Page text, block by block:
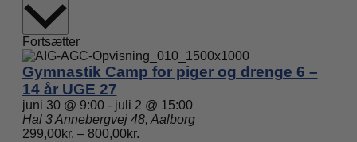
Fortsætter
Gymnastik Camp for piger og drenge 6 –
14 år UGE 27
juni 30 @ 9:00- juli 2 @ 15:00
Hal 3Annebergvej 48, Aalborg
299,00kr. – 800,00kr.